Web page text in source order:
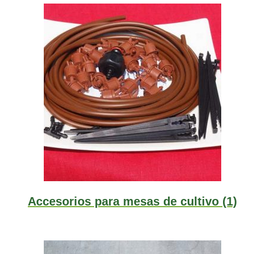
Accesorios para mesas de cultivo (1)